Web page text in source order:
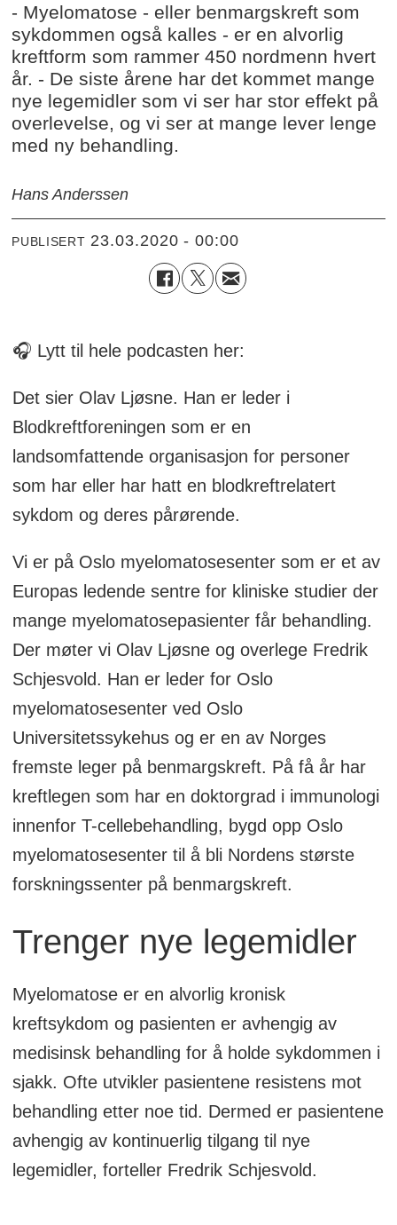
- Myelomatose - eller benmargskreft som
sykdommen også kalles - er en alvorlig
kreftform som rammer 450 nordmenn hvert
år. - De siste årene har det kommet mange
nye legemidler som vi ser har stor effekt på
overlevelse, og vi ser at mange lever lenge
med ny behandling.
Hans Anderssen
PUBLISERT 23.03.2020 - 00:00
🎧 Lytt til hele podcasten her:
Det sier Olav Ljøsne. Han er leder i
Blodkreftforeningen som er en
landsomfattende organisasjon for personer
som har eller har hatt en blodkreftrelatert
sykdom og deres pårørende.
Vi er på Oslo myelomatosesenter som er et av
Europas ledende sentre for kliniske studier der
mange myelomatosepasienter får behandling.
Der møter vi Olav Ljøsne og overlege Fredrik
Schjesvold. Han er leder for Oslo
myelomatosesenter ved Oslo
Universitetssykehus og er en av Norges
fremste leger på benmargskreft. På få år har
kreftlegen som har en doktorgrad i immunologi
innenfor T-cellebehandling, bygd opp Oslo
myelomatosesenter til å bli Nordens største
forskningssenter på benmargskreft.
Trenger nye legemidler
Myelomatose er en alvorlig kronisk
kreftsykdom og pasienten er avhengig av
medisinsk behandling for å holde sykdommen i
sjakk. Ofte utvikler pasientene resistens mot
behandling etter noe tid. Dermed er pasientene
avhengig av kontinuerlig tilgang til nye
legemidler, forteller Fredrik Schjesvold.